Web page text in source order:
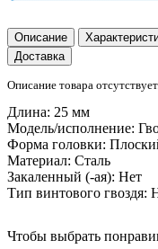
Описание
Доставка
Описание товара отсутствует.
Длина: 25 мм
Модель/исполнение:
Форма головки:
Материал: Сталь
Закаленный (-ая): Нет
Тип винтового гвоздя:
Чтобы выбрать